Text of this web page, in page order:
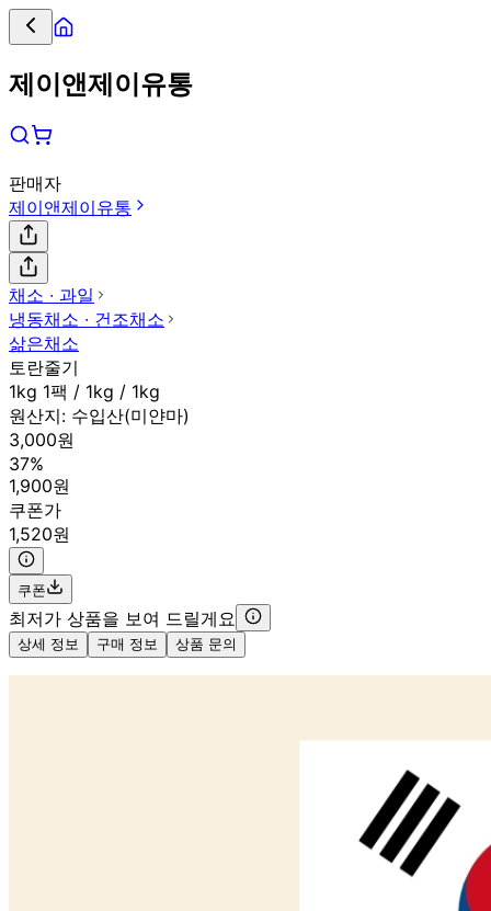
제이앤제이유통
판매자
제이앤제이유통
채소 ∙ 과일
냉동채소 ∙ 건조채소
삶은채소
토란줄기
1kg 1팩 / 1kg / 1kg
원산지: 수입산(미얀마)
3,000원
37%
1,900원
쿠폰가
1,520원
쿠폰
최저가 상품을 보여 드릴게요
상세 정보 구매 정보 상품 문의